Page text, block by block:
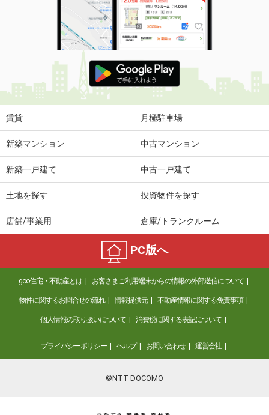
賃貸 月極駐車場
新築マンション 中古マンション
新築一戸建て 中古一戸建て
土地を探す 投資物件を探す
店舗/事業用 倉庫/トランクルーム
PC版へ
goo住宅・不動産とは お客さまご利用端末からの情報の外部送信について
物件に関するお問合せの流れ 情報提供元 不動産情報に関する免責事項
個人情報の取り扱いについて 消費税に関する表記について
プライバシーポリシー ヘルプ お問い合わせ 運営会社
©NTT DOCOMO